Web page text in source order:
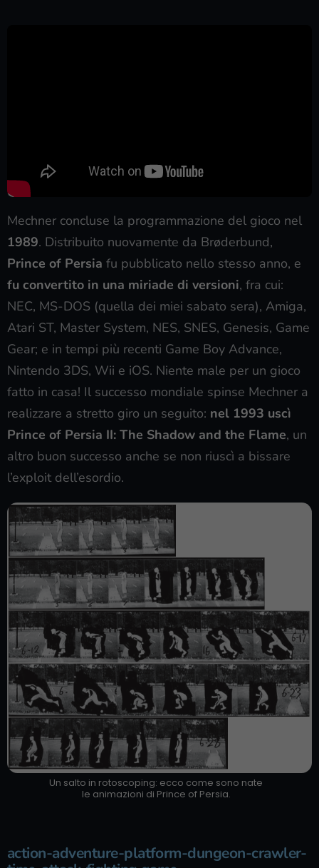
Mechner concluse la programmazione del gioco nel
1989. Distribuito nuovamente da Brøderbund,
Prince of Persia fu pubblicato nello stesso anno, e
fu convertito in una miriade di versioni, fra cui:
NEC, MS-DOS (quella dei miei sabato sera), Amiga,
Atari ST, Master System, NES, SNES, Genesis, Game
Gear; e in tempi più recenti Game Boy Advance,
Nintendo 3DS, Wii e iOS. Niente male per un gioco
fatto in casa! Il successo mondiale spinse Mechner a
realizzare a stretto giro un seguito: nel 1993 uscì
Prince of Persia II: The Shadow and the Flame, un
altro buon successo anche se non riuscì a bissare
l’exploit dell’esordio.
Un salto in rotoscoping: ecco come sono nate
le animazioni di Prince of Persia.
action-adventure-platform-dungeon-crawler-